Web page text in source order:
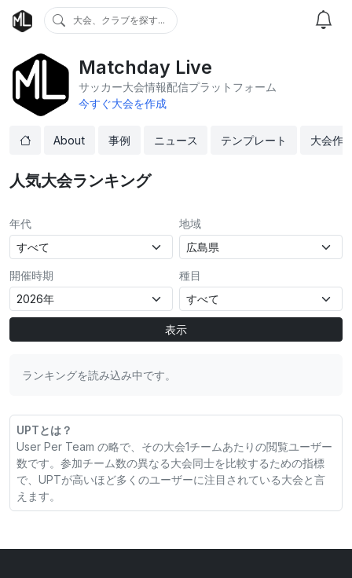
大会、クラブを探す...
Matchday Live
サッカー大会情報配信プラットフォーム
今すぐ大会を作成
About 事例 ニュース テンプレート 大会作
人気大会ランキング
年代 地域
開催時期 種目
表示
ランキングを読み込み中です。
UPTとは？
User Per Team の略で、その大会1チームあたりの閲覧ユーザー
数です。参加チーム数の異なる大会同士を比較するための指標
で、UPTが高いほど多くのユーザーに注目されている大会と言
えます。